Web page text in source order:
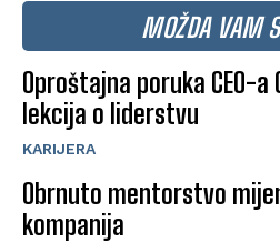
MOŽDA VAM
Oproštajna poruka CEO-
lekcija o liderstvu
KARIJERA
Obrnuto mentorstvo
kompanija